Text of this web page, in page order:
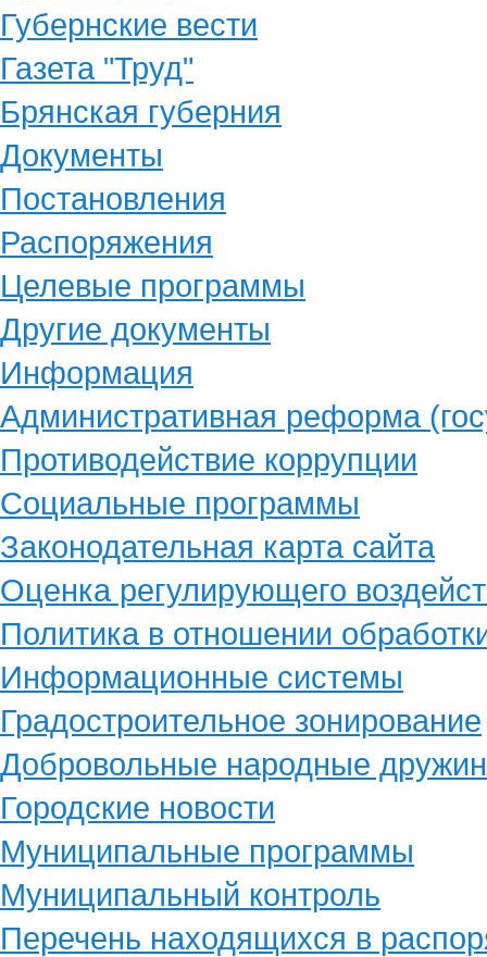
Губернские вести
Газета "Труд"
Брянская губерния
Документы
Постановления
Распоряжения
Целевые программы
Другие документы
Информация
Административная реформа
Противодействие коррупции
Социальные программы
Законодательная карта сайта
Оценка регулирующего
Политика в отношении
Информационные системы
Градостроительное зонирование
Добровольные народные
Городские новости
Муниципальные программы
Муниципальный контроль
Перечень находящихся в